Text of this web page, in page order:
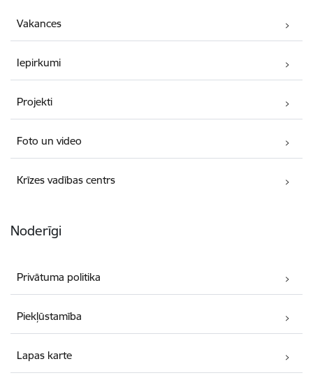
Vakances
Iepirkumi
Projekti
Foto un video
Krīzes vadības centrs
Noderīgi
Privātuma politika
Piekļūstamība
Lapas karte